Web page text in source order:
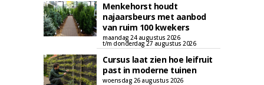
Menkehorst houdt
najaarsbeurs met aanbod
van ruim 100 kwekers
maandag 24 augustus 2026
t/m donderdag 27 augustus 2026
Cursus laat zien hoe leifruit
past in moderne tuinen
woensdag 26 augustus 2026